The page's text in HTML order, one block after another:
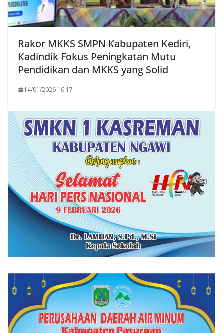
Rakor MKKS SMPN Kabupaten Kediri,
Kadindik Fokus Peningkatan Mutu
Pendidikan dan MKKS yang Solid
14/01/2026 16:17